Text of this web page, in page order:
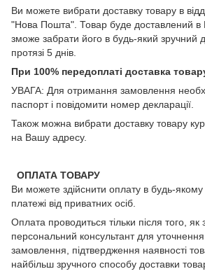
Ви можете вибрати доставку товару в
"Нова Пошта". Товар буде доставлений в
зможе забрати його в будь-який зручний
протязі 5 днів.
При 100% передоплаті доставка
УВАГА: Для отримання замовлення
паспорт і повідомити номер декларації.
Також можна вибрати доставку товару
на Вашу адресу.
ОПЛАТА ТОВАРУ
Ви можете здійснити оплату в будь-
платежі від приватних осіб.
Оплата проводиться тільки після того,
персональний консультант для
замовлення, підтвердження наявності
найбільш зручного способу доставки